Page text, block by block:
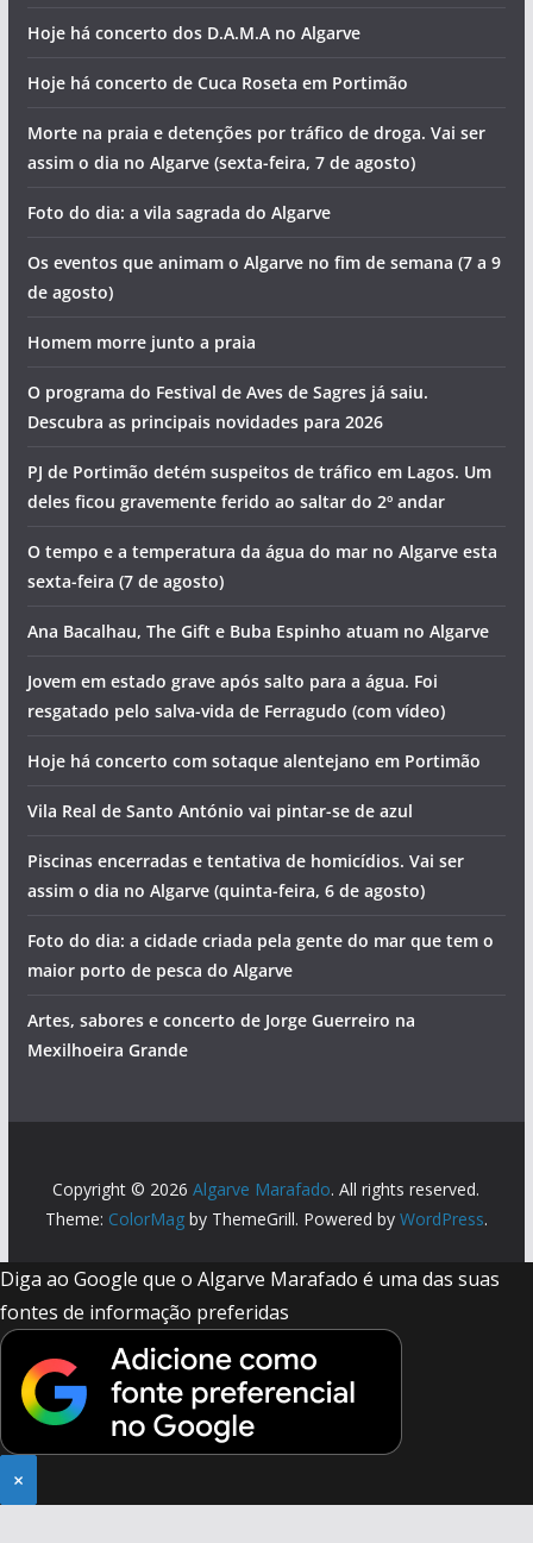
Hoje há concerto dos D.A.M.A no Algarve
Hoje há concerto de Cuca Roseta em Portimão
Morte na praia e detenções por tráfico de droga. Vai ser
assim o dia no Algarve (sexta-feira, 7 de agosto)
Foto do dia: a vila sagrada do Algarve
Os eventos que animam o Algarve no fim de semana (7 a 9
de agosto)
Homem morre junto a praia
O programa do Festival de Aves de Sagres já saiu.
Descubra as principais novidades para 2026
PJ de Portimão detém suspeitos de tráfico em Lagos. Um
deles ficou gravemente ferido ao saltar do 2º andar
O tempo e a temperatura da água do mar no Algarve esta
sexta-feira (7 de agosto)
Ana Bacalhau, The Gift e Buba Espinho atuam no Algarve
Jovem em estado grave após salto para a água. Foi
resgatado pelo salva-vida de Ferragudo (com vídeo)
Hoje há concerto com sotaque alentejano em Portimão
Vila Real de Santo António vai pintar-se de azul
Piscinas encerradas e tentativa de homicídios. Vai ser
assim o dia no Algarve (quinta-feira, 6 de agosto)
Foto do dia: a cidade criada pela gente do mar que tem o
maior porto de pesca do Algarve
Artes, sabores e concerto de Jorge Guerreiro na
Mexilhoeira Grande
Copyright © 2026Algarve Marafado. All rights reserved.
Theme: ColorMagby ThemeGrill. Powered by WordPress.
Diga ao Google que o Algarve Marafado é uma das suas
fontes de informação preferidas
×